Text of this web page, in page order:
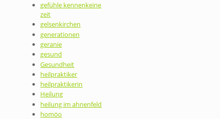
gefühle kennenkeine
zeit
gelsenkirchen
generationen
geranie
gesund
Gesundheit
heilpraktiker
heilpraktikerin
Heilung
heilung im ahnenfeld
homöo